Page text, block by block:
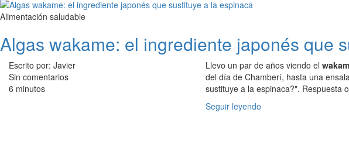
Alimentación saludable
Algas wakame: el ingrediente japonés que
Escrito por: Javier
Sin comentarios
6 minutos
Llevo un par de años viendo el
del día de Chamberí, hasta una
sustituye a la espinaca?". Respuesta
Seguir leyendo